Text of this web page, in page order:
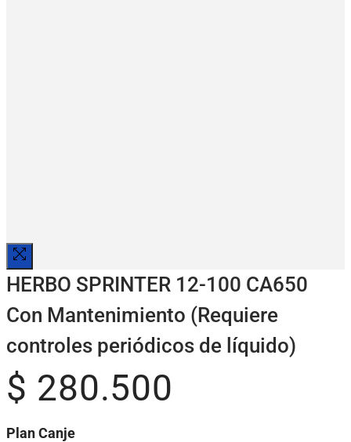
HERBO SPRINTER 12-100 CA650
Con Mantenimiento (Requiere
controles periódicos de líquido)
$ 280.500
Plan Canje